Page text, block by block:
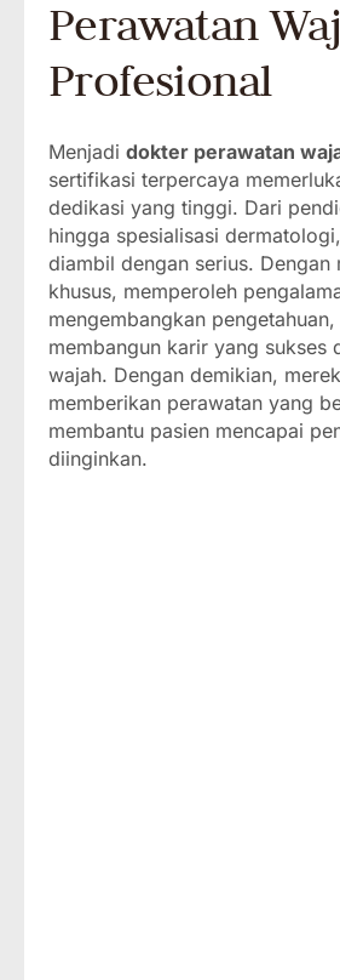
Perawatan
Profesional
Menjadi dokter perawatan
sertifikasi terpercaya
dedikasi yang tinggi. Dari
hingga spesialisasi
diambil dengan serius. Dengan
khusus, memperoleh
mengembangkan
membangun karir yang sukses
wajah. Dengan demikian,
memberikan perawatan yang
membantu pasien mencapai
diinginkan.